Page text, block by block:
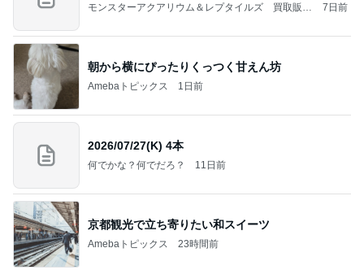
モンスターアクアリウム＆レプタイルズ 買取販売
7日前
朝から横にぴったりくっつく甘えん坊
Amebaトピックス 1日前
2026/07/27(K) 4本
何でかな？何でだろ？ 11日前
京都観光で立ち寄りたい和スイーツ
Amebaトピックス 23時間前